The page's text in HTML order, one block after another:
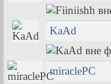
KaAd
miraclePC